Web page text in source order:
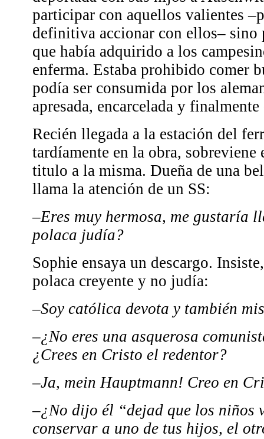
participar con aquellos valientes
definitiva accionar con ellos– sino
que había adquirido a los
enferma. Estaba prohibido comer
podía ser consumida por los
apresada, encarcelada y
Recién llegada a la estación del
tardíamente en la obra, sobreviene
titulo a la misma. Dueña de una
llama la atención de un SS:
–Eres muy hermosa, me gustaría
polaca judía?
Sophie ensaya un descargo.
polaca creyente y no judía:
–Soy católica devota y también
–¿No eres una asquerosa
¿Crees en Cristo el redentor?
–Ja, mein Hauptmann! Creo en
–¿No dijo él “dejad que los niños
conservar a uno de tus hijos, el